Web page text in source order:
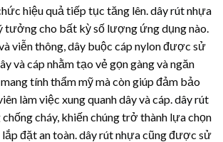
hiệu quả tiếp tục tăng lên.dây rút nhựa
tưởng cho bất kỳ số lượng ứng dụng nào.
viễn thông, dây buộc cáp nylon được sử
và cáp nhằm tạo vẻ gọn gàng và ngăn
tính thẩm mỹ mà còn giúp đảm bảo
làm việc xung quanh dây và cáp.dây rút
cháy, khiến chúng trở thành lựa chọn
đặt an toàn.dây rút nhựacũng được sử